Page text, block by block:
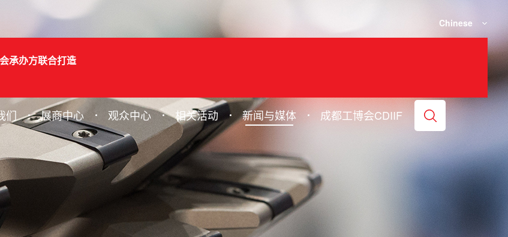
Chinese
承办方联合打造
们 展商中心 观众中心 相关活动 新闻与媒体 成都工博会CDIIF